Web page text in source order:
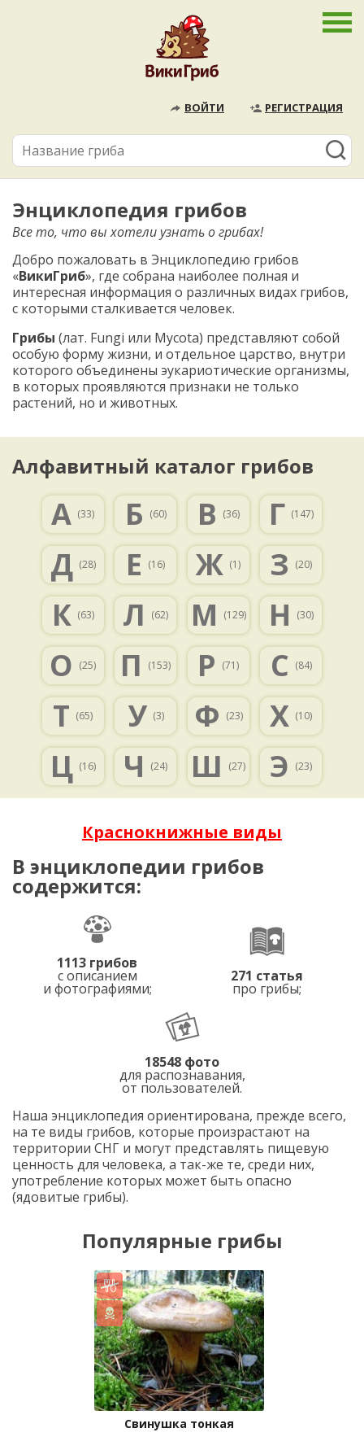
ВОЙТИ РЕГИСТРАЦИЯ
Энциклопедия грибов
Все то, что вы хотели узнать о грибах!
Добро пожаловать в Энциклопедию грибов
«ВикиГриб», где собрана наиболее полная и
интересная информация о различных видах грибов,
с которыми сталкивается человек.
Грибы (лат. Fungi или Mycota) представляют собой
особую форму жизни, и отдельное царство, внутри
которого объединены эукариотические организмы,
в которых проявляются признаки не только
растений, но и животных.
Алфавитный каталог грибов
А (33) Б (60) В (36) Г (147)
Д (28) Е (16) Ж (1) З (20)
К (63) Л (62) М (129) Н (30)
О (25) П (153) Р (71) С (84)
Т (65) У (3) Ф (23) Х (10)
Ц (16) Ч (24) Ш (27) Э (23)
Краснокнижные виды
В энциклопедии грибов
содержится:
1113 грибов
с описанием
и фотографиями;
271 статья
про грибы;
18548 фото
для распознавания,
от пользователей.
Наша энциклопедия ориентирована, прежде всего,
на те виды грибов, которые произрастают на
территории СНГ и могут представлять пищевую
ценность для человека, а так-же те, среди них,
употребление которых может быть опасно
(ядовитые грибы).
Популярные грибы
Свинушка тонкая